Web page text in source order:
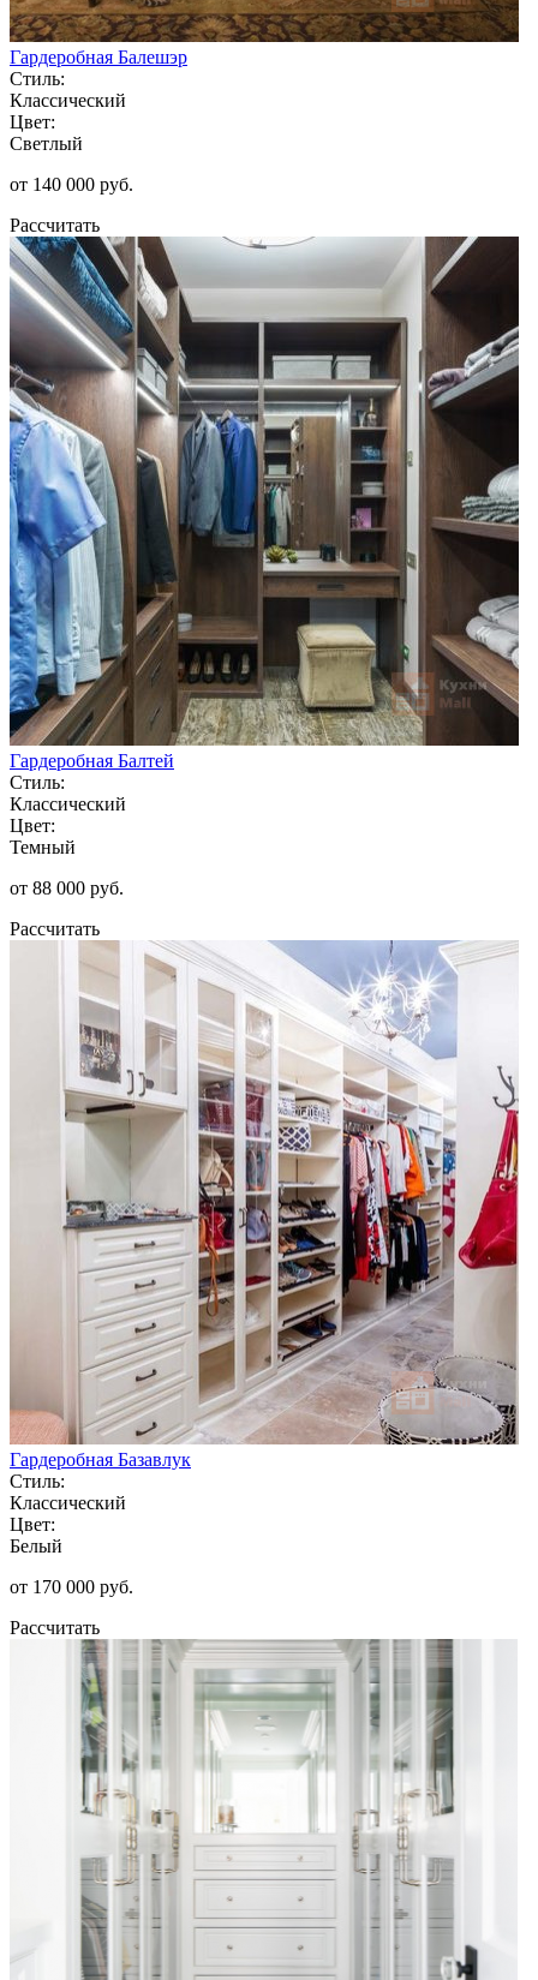
Гардеробная Балешэр
Стиль:
Классический
Цвет:
Светлый
от 140 000 руб.
Рассчитать
Гардеробная Балтей
Стиль:
Классический
Цвет:
Темный
от 88 000 руб.
Рассчитать
Гардеробная Базавлук
Стиль:
Классический
Цвет:
Белый
от 170 000 руб.
Рассчитать